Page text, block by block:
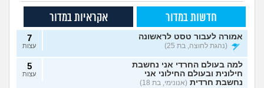
חדשות במדור אקראיות במדור
אמורה לעבור טסט לראשונה
(נהגת לחוצה, בת 25)
7
עצות
למה בעולם החרדי אני נחשבת
חילונית ובעולם החילוני אני
נחשבת חרדית (אנונימי, בת 18)
5
עצות